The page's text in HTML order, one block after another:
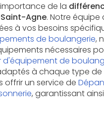
de la
Agne. Notre
à vos besoins
de boulangerie,
nécessaires
d'équipement de
à chaque type de
offrir un service de
, garantissant